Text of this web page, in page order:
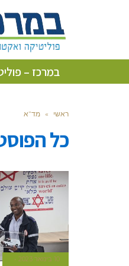
במרכז –
ראשי » מד”א
כל
10 בינואר 2023